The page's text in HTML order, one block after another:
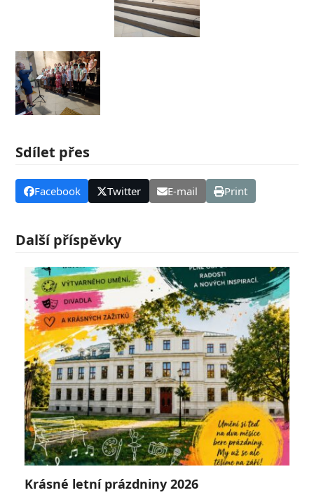
Sdílet přes
Facebook Twitter E-mail Print
Další příspěvky
Krásné letní prázdniny 2026